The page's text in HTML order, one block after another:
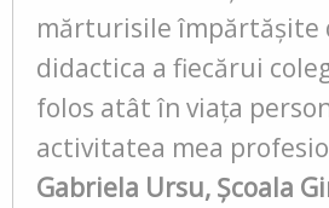
mărturisile împărtășite
didactica a fiecărui
folos atât în viața
activitatea mea
Gabriela Ursu, Școala